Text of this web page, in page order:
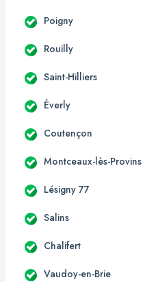
Poigny
Rouilly
Saint-Hilliers
Éverly
Coutençon
Montceaux-lès-Provins
Lésigny 77
Salins
Chalifert
Vaudoy-en-Brie